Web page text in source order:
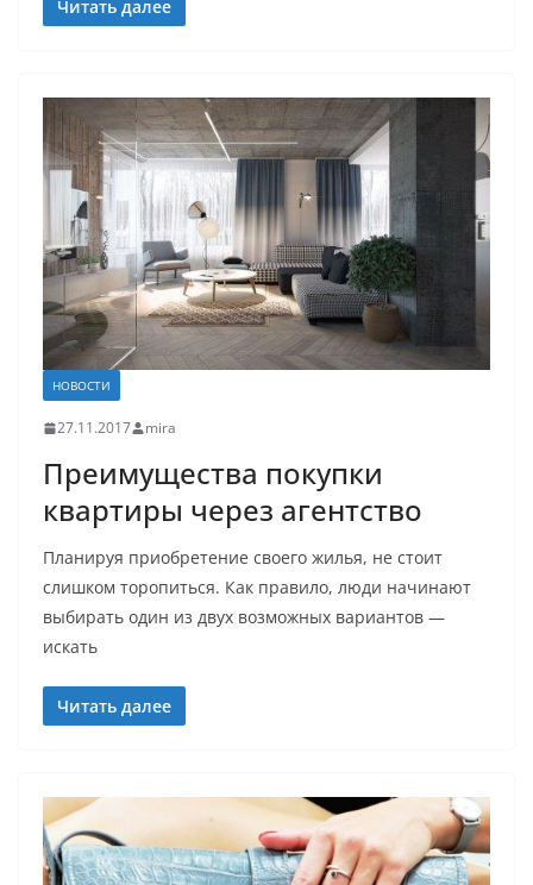
Читать далее
НОВОСТИ
27.11.2017 mira
Преимущества покупки
квартиры через агентство
Планируя приобретение своего жилья, не стоит
слишком торопиться. Как правило, люди начинают
выбирать один из двух возможных вариантов —
искать
Читать далее